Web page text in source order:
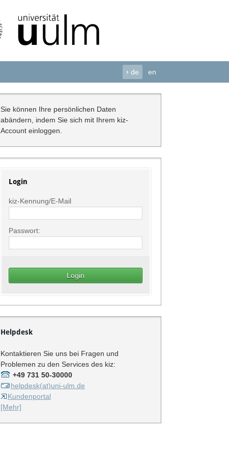
› de en
Sie können Ihre persönlichen Daten
abändern, indem Sie sich mit Ihrem kiz-
Account einloggen.
Login
kiz-Kennung/E-Mail
Passwort:
Helpdesk
Kontaktieren Sie uns bei Fragen und
Problemen zu den Services des kiz:
+49 731 50-30000
helpdesk(at)uni-ulm.de
Kundenportal
[Mehr]